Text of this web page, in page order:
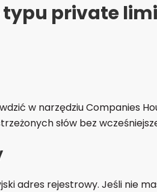
typu private
w narzędziu Companies
słów bez
adres rejestrowy. Jeśli nie